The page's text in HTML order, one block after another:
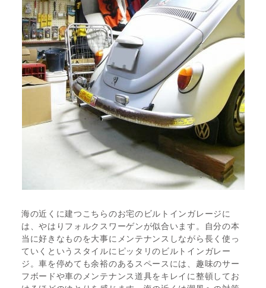
海の近くに建つこちらのお宅のビルトインガレージに
は、やはりフォルクスワーゲンが似合います。自分の本
当に好きなものを大事にメンテナンスしながら長く使っ
ていくというスタイルにピッタリのビルトインガレー
ジ。車を停めても余裕のあるスペースには、趣味のサー
フボードや車のメンテナンス道具をキレイに整頓してお